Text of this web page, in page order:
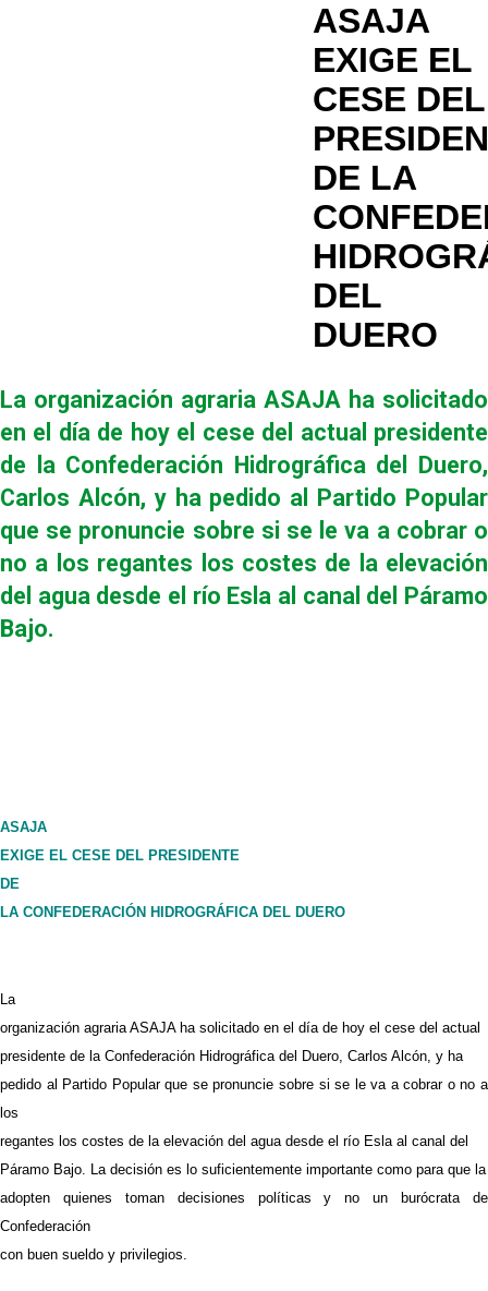
ASAJA
EXIGE EL
CESE DEL
DE LA
DEL
DUERO
La organización agraria ASAJA ha solicitado
en el día de hoy el cese del actual presidente
de la Confederación Hidrográfica del Duero,
Carlos Alcón, y ha pedido al Partido Popular
que se pronuncie sobre si se le va a cobrar o
no a los regantes los costes de la elevación
del agua desde el río Esla al canal del Páramo
Bajo.
ASAJA
EXIGE EL CESE DEL PRESIDENTE
DE
LA CONFEDERACIÓN HIDROGRÁFICA DEL DUERO
La
organización agraria ASAJA ha solicitado en el día de hoy el cese del actual
presidente de la Confederación Hidrográfica del Duero, Carlos Alcón, y ha
pedido al Partido Popular que se pronuncie sobre si se le va a cobrar o no a
los
regantes los costes de la elevación del agua desde el río Esla al canal del
Páramo Bajo. La decisión es lo suficientemente importante como para que la
adopten quienes toman decisiones políticas y no un burócrata de
Confederación
con buen sueldo y privilegios.